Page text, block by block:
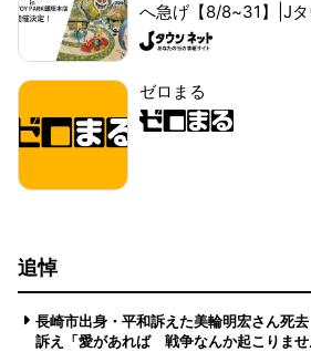
へ急げ【8/8~31】|Jタ
ゼロまる
追悼
長崎市出身・平和訴えた美輪明宏さん死
訴え「愛があれば 戦争なんか起こりませ